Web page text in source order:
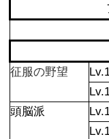
征服の野望
頭脳派